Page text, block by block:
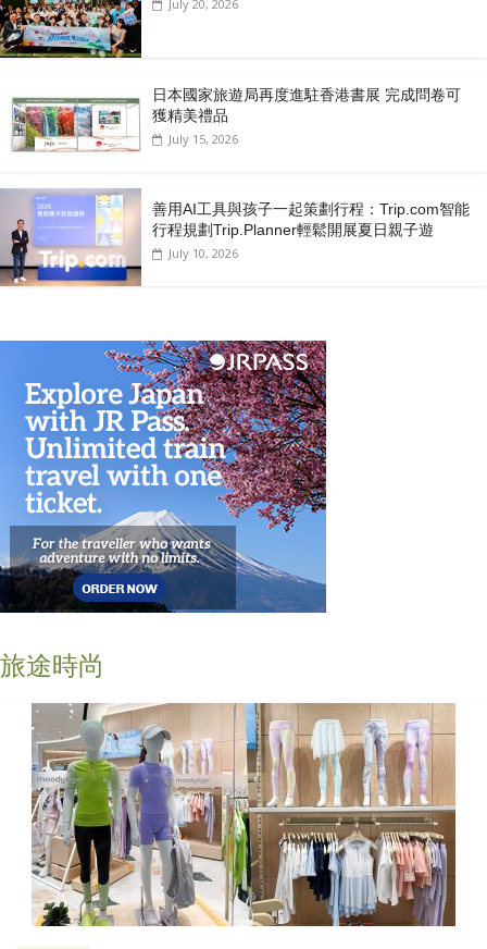
July 20, 2026
日本國家旅遊局再度進駐香港書展 完成問卷可
獲精美禮品
July 15, 2026
善用AI工具與孩子一起策劃行程：Trip.com智能
行程規劃Trip.Planner輕鬆開展夏日親子遊
July 10, 2026
旅途時尚